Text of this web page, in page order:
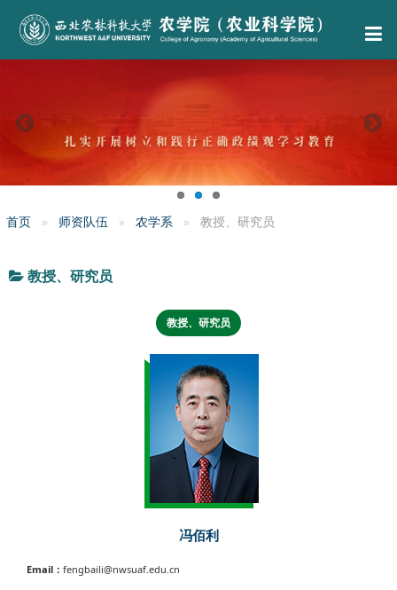
首页 师资队伍 农学系 教授、研究员
教授、研究员
教授、研究员
冯佰利
Email： fengbaili@nwsuaf.edu.cn